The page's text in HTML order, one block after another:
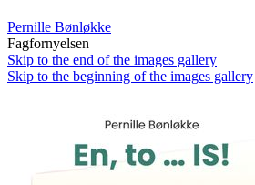
Pernille Bønløkke
Fagfornyelsen
Skip to the end of the images gallery
Skip to the beginning of the images gallery